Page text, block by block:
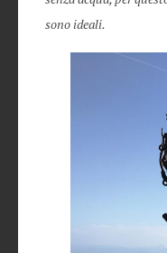
sono ideali.